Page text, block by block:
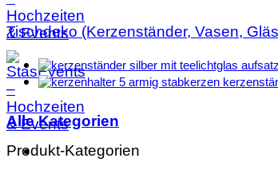
Tischdeko (Kerzenständer, Vasen,
Alle Kategorien
Produkt-Kategorien